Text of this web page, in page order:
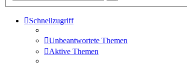
Schnellzugriff
Unbeantwortete Themen
Aktive Themen